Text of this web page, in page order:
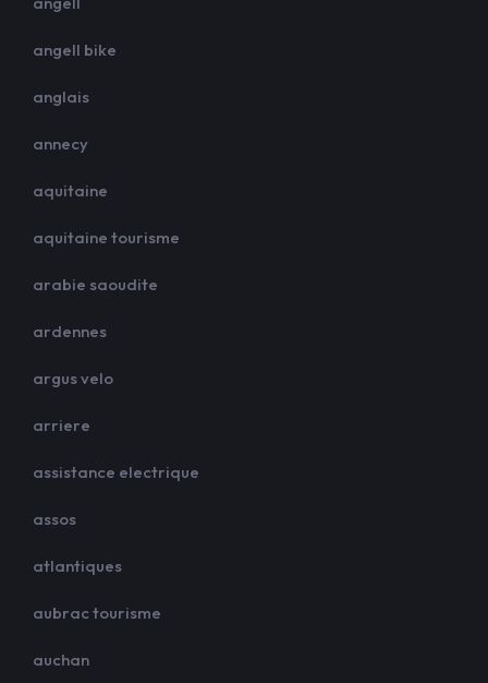
angell bike
anglais
annecy
aquitaine
aquitaine tourisme
arabie saoudite
ardennes
argus velo
arriere
assistance electrique
assos
atlantiques
aubrac tourisme
auchan